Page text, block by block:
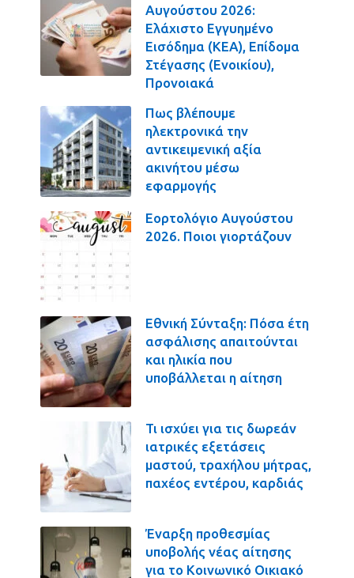
Αυγούστου 2026:
Ελάχιστο Εγγυημένο
Εισόδημα (ΚΕΑ), Επίδομα
Στέγασης (Ενοικίου),
Προνοιακά
Πως βλέπουμε
ηλεκτρονικά την
αντικειμενική αξία
ακινήτου μέσω
εφαρμογής
Εορτολόγιο Αυγούστου
2026. Ποιοι γιορτάζουν
Εθνική Σύνταξη: Πόσα έτη
ασφάλισης απαιτούνται
και ηλικία που
υποβάλλεται η αίτηση
Τι ισχύει για τις δωρεάν
ιατρικές εξετάσεις
μαστού, τραχήλου μήτρας,
παχέος εντέρου, καρδιάς
Έναρξη προθεσμίας
υποβολής νέας αίτησης
για το Κοινωνικό Οικιακό